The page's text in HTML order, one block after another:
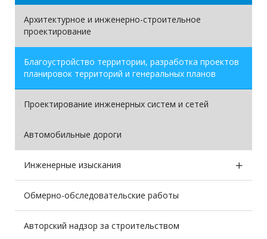
Архитектурное и инженерно-строительное
проектирование
Благоустройство территории, разработка проектов
планировок территорий и генеральных планов
Проектирование инженерных систем и сетей
Автомобильные дороги
Инженерные изыскания
Обмерно-обследовательские работы
Авторский надзор за строительством